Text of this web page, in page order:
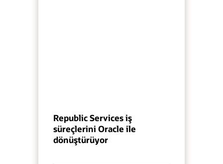
Republic Services iş
süreçlerini Oracle ile
dönüştürüyor